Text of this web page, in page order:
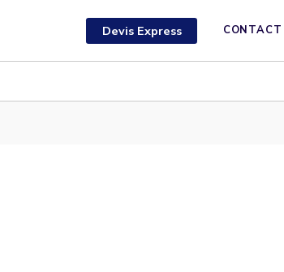
Devis Express CONTACT